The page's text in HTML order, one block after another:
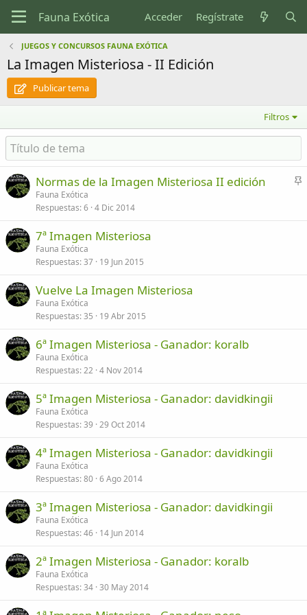
Acceder Regístrate
JUEGOS Y CONCURSOS FAUNA EXÓTICA
La Imagen Misteriosa - II Edición
Publicar tema
Filtros
A
Normas de la Imagen Misteriosa II edición
Fauna Exótica
Respuestas 6 4 Dic 2014
7ª Imagen Misteriosa
Fauna Exótica
Respuestas 37 19 Jun 2015
Vuelve La Imagen Misteriosa
Fauna Exótica
Respuestas 35 19 Abr 2015
6ª Imagen Misteriosa - Ganador: koralb
Fauna Exótica
Respuestas 22 4 Nov 2014
5ª Imagen Misteriosa - Ganador: davidkingii
Fauna Exótica
Respuestas 39 29 Oct 2014
4ª Imagen Misteriosa - Ganador: davidkingii
Fauna Exótica
Respuestas 80 6 Ago 2014
3ª Imagen Misteriosa - Ganador: davidkingii
Fauna Exótica
Respuestas 46 14 Jun 2014
2ª Imagen Misteriosa - Ganador: koralb
Fauna Exótica
Respuestas 34 30 May 2014